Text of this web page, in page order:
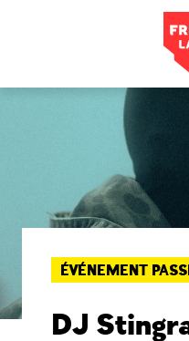
ÉVÉNEMENT
DJ
Panneau de gestion des